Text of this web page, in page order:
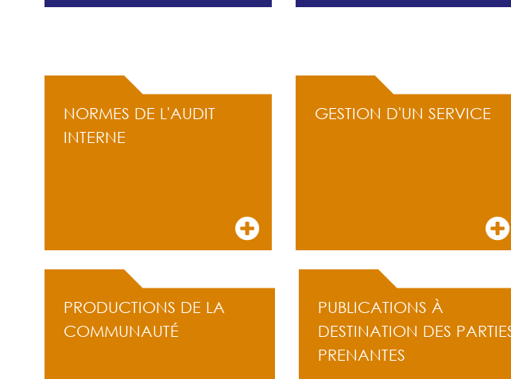
NORMES DE L'AUDIT
INTERNE
GESTION D'UN SERVICE
PRODUCTIONS DE LA
COMMUNAUTÉ
PUBLICATIONS À
DESTINATION DES
PRENANTES